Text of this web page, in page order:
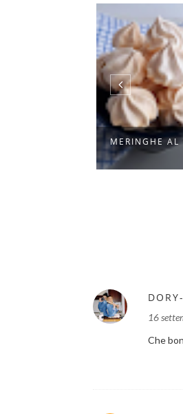
MERINGHE AL
16
Che